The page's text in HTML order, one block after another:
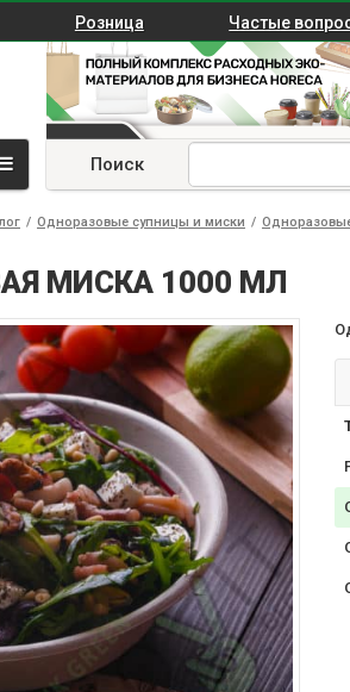
Розница Частые
Поиск
/ Одноразовые супницы и миски /
МИСКА 1000 МЛ